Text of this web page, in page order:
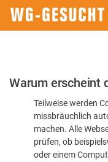
Bitte
dass
Warum erscheint
Teilweise werden
missbräuchlich
machen. Alle
prüfen, ob
oder einem